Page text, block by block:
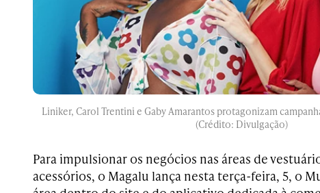
Liniker, Carol Trentini e Gaby Amarantos protagonizam
(Crédito: Divulgação)
Para impulsionar os negócios nas áreas de
acessórios, o Magalu lança nesta terça-feira, 5, o